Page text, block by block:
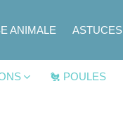
ANIMALE ASTUCES
🐔 POULES